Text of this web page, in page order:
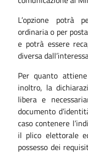
L’opzione potrà
ordinaria o per
e potrà essere
diversa
Per quanto
inoltro, la
libera e
documento
caso contenere
il plico elettorale
possesso dei